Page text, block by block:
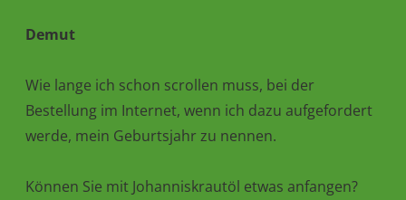
Demut
Wie lange ich schon scrollen muss, bei der
Bestellung im Internet, wenn ich dazu aufgefordert
werde, mein Geburtsjahr zu nennen.
Können Sie mit Johanniskrautöl etwas anfangen?